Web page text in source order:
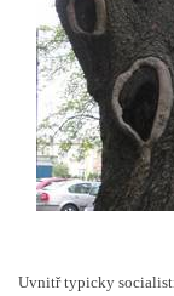
Uvnitř typicky